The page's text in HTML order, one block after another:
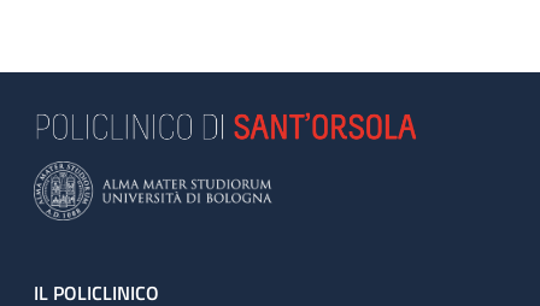
IL POLICLINICO